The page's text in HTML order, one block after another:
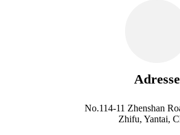
Adresse
No.114-11 Zhenshan
Zhifu, Yantai,